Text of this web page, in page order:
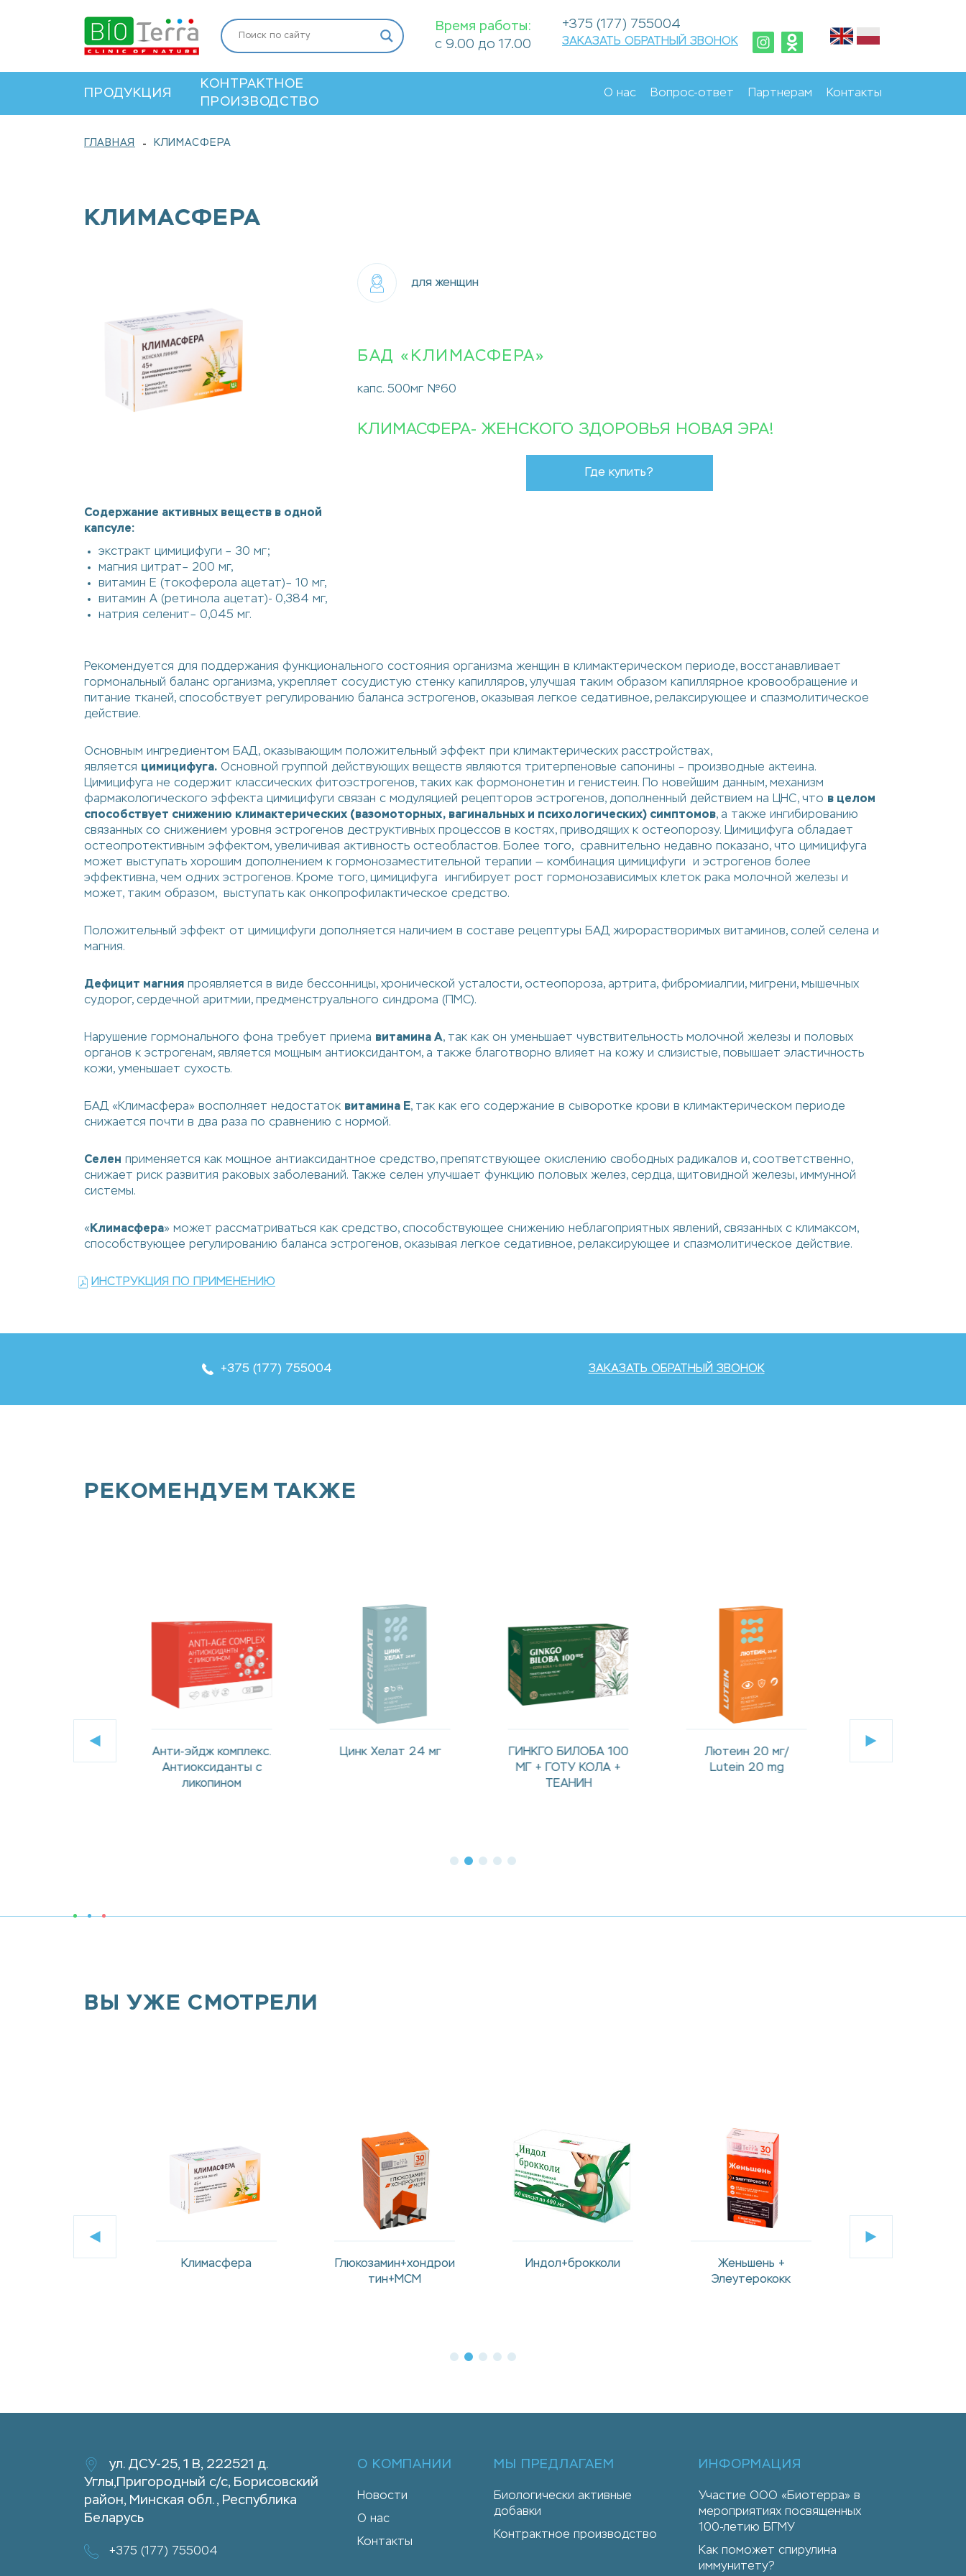
Время работы:
с 9.00 до 17.00
+375 (177) 755004
ЗАКАЗАТЬ ОБРАТНЫЙ ЗВОНОК
ПРОДУКЦИЯ
КОНТРАКТНОЕ
ПРОИЗВОДСТВО
О нас Вопрос-ответ Партнерам Контакты
ГЛАВНАЯ - КЛИМАСФЕРА
КЛИМАСФЕРА
для женщин
БАД «КЛИМАСФЕРА»
капс. 500мг №60
КЛИМАСФЕРА- ЖЕНСКОГО ЗДОРОВЬЯ НОВАЯ ЭРА!
Где купить?
Содержание активных веществ в одной
капсуле:
экстракт цимицифуги – 30 мг;
магния цитрат– 200 мг,
витамин Е (токоферола ацетат)– 10 мг,
витамин А (ретинола ацетат)- 0,384 мг,
натрия селенит– 0,045 мг.
Рекомендуется для поддержания функционального состояния организма женщин в климактерическом периоде, восстанавливает
гормональный баланс организма, укрепляет сосудистую стенку капилляров, улучшая таким образом капиллярное кровообращение и
питание тканей, способствует регулированию баланса эстрогенов, оказывая легкое седативное, релаксирующее и спазмолитическое
действие.
Основным ингредиентом БАД, оказывающим положительный эффект при климактерических расстройствах,
является цимицифуга. Основной группой действующих веществ являются тритерпеновые сапонины – производные актеина.
Цимицифуга не содержит классических фитоэстрогенов, таких как формононетин и генистеин. По новейшим данным, механизм
фармакологического эффекта цимицифуги связан с модуляцией рецепторов эстрогенов, дополненный действием на ЦНС, что в целом
способствует снижению климактерических (вазомоторных, вагинальных и психологических) симптомов, а также ингибированию
связанных со снижением уровня эстрогенов деструктивных процессов в костях, приводящих к остеопорозу. Цимицифуга обладает
остеопротективным эффектом, увеличивая активность остеобластов. Более того, сравнительно недавно показано, что цимицифуга
может выступать хорошим дополнением к гормонозаместительной терапии — комбинация цимицифуги и эстрогенов более
эффективна, чем одних эстрогенов. Кроме того, цимицифуга ингибирует рост гормонозависимых клеток рака молочной железы и
может, таким образом, выступать как онкопрофилактическое средство.
Положительный эффект от цимицифуги дополняется наличием в составе рецептуры БАД жирорастворимых витаминов, солей селена и
магния.
Дефицит магния проявляется в виде бессонницы, хронической усталости, остеопороза, артрита, фибромиалгии, мигрени, мышечных
судорог, сердечной аритмии, предменструального синдрома (ПМС).
Нарушение гормонального фона требует приема витамина А, так как он уменьшает чувствительность молочной железы и половых
органов к эстрогенам, является мощным антиоксидантом, а также благотворно влияет на кожу и слизистые, повышает эластичность
кожи, уменьшает сухость.
БАД «Климасфера» восполняет недостаток витамина Е, так как его содержание в сыворотке крови в климактерическом периоде
снижается почти в два раза по сравнению с нормой.
Селен применяется как мощное антиаксидантное средство, препятствующее окислению свободных радикалов и, соответственно,
снижает риск развития раковых заболеваний. Также селен улучшает функцию половых желез, сердца, щитовидной железы, иммунной
системы.
« Климасфера» может рассматриваться как средство, способствующее снижению неблагоприятных явлений, связанных с климаксом,
способствующее регулированию баланса эстрогенов, оказывая легкое седативное, релаксирующее и спазмолитическое действие.
ИНСТРУКЦИЯ ПО ПРИМЕНЕНИЮ
+375 (177) 755004 ЗАКАЗАТЬ ОБРАТНЫЙ ЗВОНОК
РЕКОМЕНДУЕМ ТАКЖЕ
Цинк Хелат 24 мг
ГИНКГО БИЛОБА 100
Лютеин 20 мг/
Lutein 20 mg
Лютеин 10 мг с
зеаксантином,
ВЫ УЖЕ СМОТРЕЛИ
Глюкозамин+хондрои
Индол+брокколи
Женьшень +
Кальций+D3+K2
ул. ДСУ-25, 1 В, 222521 д.
Углы,Пригородный с/с, Борисовский
район, Минская обл., Республика
Беларусь
+375 (177) 755004
О КОМПАНИИ
Новости
О нас
Контакты
МЫ ПРЕДЛАГАЕМ
Биологически активные
добавки
Контрактное производство
ИНФОРМАЦИЯ
Участие ООО «Биотерра» в
мероприятиях посвященных
100-летию БГМУ
Как поможет спирулина
иммунитету?